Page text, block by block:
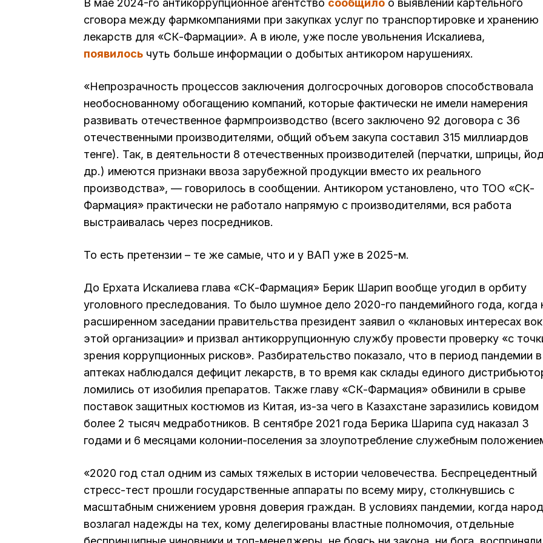
В мае 2024-го антикоррупционное агентство сообщило о выявлении картельного
сговора между фармкомпаниями при закупках услуг по транспортировке и хранению
лекарств для «СК-Фармации». А в июле, уже после увольнения Искалиева,
появилось чуть больше информации о добытых антикором нарушениях.
«Непрозрачность процессов заключения долгосрочных договоров способствовала
необоснованному обогащению компаний, которые фактически не имели намерения
развивать отечественное фармпроизводство (всего заключено 92 договора с 36
отечественными производителями, общий объем закупа составил 315 миллиардов
тенге). Так, в деятельности 8 отечественных производителей (перчатки, шприцы,
др.) имеются признаки ввоза зарубежной продукции вместо их реального
производства», — говорилось в сообщении. Антикором установлено, что ТОО «СК-
Фармация» практически не работало напрямую с производителями, вся работа
выстраивалась через посредников.
То есть претензии – те же самые, что и у ВАП уже в 2025-м.
До Ерхата Искалиева глава «СК-Фармация» Берик Шарип вообще угодил в орбиту
уголовного преследования. То было шумное дело 2020-го пандемийного года, когда
расширенном заседании правительства президент заявил о «клановых интересах
этой организации» и призвал антикоррупционную службу провести проверку «с
зрения коррупционных рисков». Разбирательство показало, что в период пандемии в
аптеках наблюдался дефицит лекарств, в то время как склады единого
ломились от изобилия препаратов. Также главу «СК-Фармация» обвинили в срыве
поставок защитных костюмов из Китая, из-за чего в Казахстане заразились ковидом
более 2 тысяч медработников. В сентябре 2021 года Берика Шарипа суд наказал 3
годами и 6 месяцами колонии-поселения за злоупотребление служебным
«2020 год стал одним из самых тяжелых в истории человечества. Беспрецедентный
стресс-тест прошли государственные аппараты по всему миру, столкнувшись с
масштабным снижением уровня доверия граждан. В условиях пандемии, когда народ
возлагал надежды на тех, кому делегированы властные полномочия, отдельные